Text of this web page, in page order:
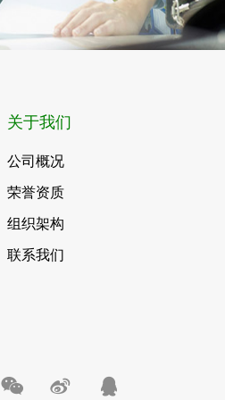
关于我们
公司概况
荣誉资质
组织架构
联系我们
  